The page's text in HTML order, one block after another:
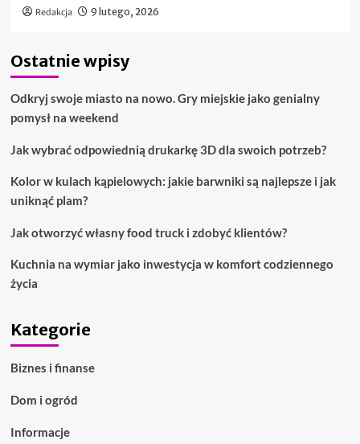
Redakcja 9 lutego, 2026
Ostatnie wpisy
Odkryj swoje miasto na nowo. Gry miejskie jako genialny
pomysł na weekend
Jak wybrać odpowiednią drukarkę 3D dla swoich potrzeb?
Kolor w kulach kąpielowych: jakie barwniki są najlepsze i jak
uniknąć plam?
Jak otworzyć własny food truck i zdobyć klientów?
Kuchnia na wymiar jako inwestycja w komfort codziennego
życia
Kategorie
Biznes i finanse
Dom i ogród
Informacje